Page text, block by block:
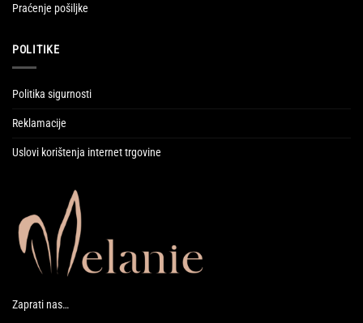
Praćenje pošiljke
POLITIKE
Politika sigurnosti
Reklamacije
Uslovi korištenja internet trgovine
Zaprati nas…